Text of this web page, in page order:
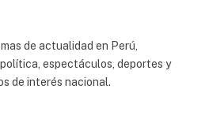
de actualidad en Perú,
espectáculos, deportes y
de interés nacional.